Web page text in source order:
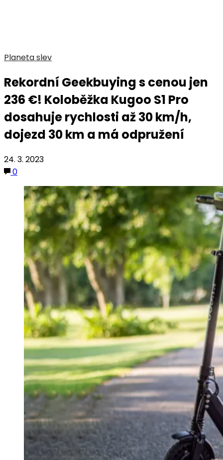
Planeta slev
Rekordní Geekbuying s cenou jen
236 €! Koloběžka Kugoo S1 Pro
dosahuje rychlosti až 30 km/h,
dojezd 30 km a má odpružení
24. 3. 2023
0